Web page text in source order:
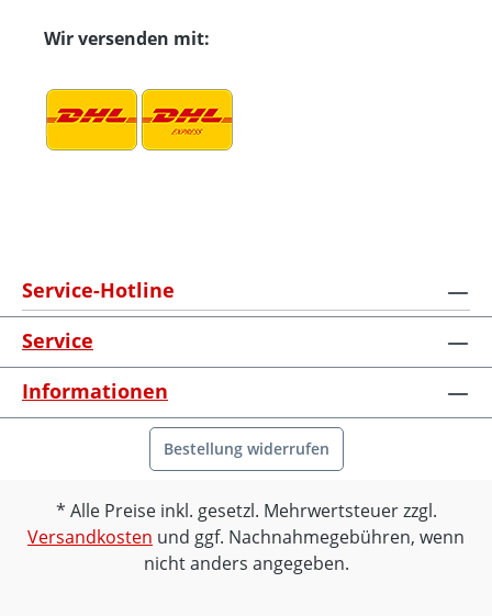
Wir versenden mit:
Service-Hotline
Service
Informationen
Bestellung widerrufen
Alle Preise inkl. gesetzl. Mehrwertsteuer zzgl.
Versandkosten und ggf. Nachnahmegebühren, wenn
nicht anders angegeben.